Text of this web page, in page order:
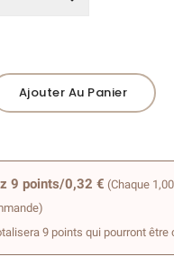
Ajouter Au Panier
9 points/0,32 € (Chaque
9 points qui pourront